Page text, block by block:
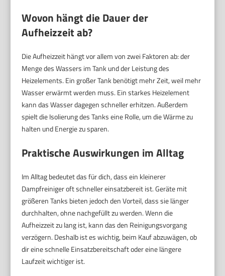
Wovon hängt die Dauer der
Aufheizzeit ab?
Die Aufheizzeit hängt vor allem von zwei Faktoren ab: der
Menge des Wassers im Tank und der Leistung des
Heizelements. Ein großer Tank benötigt mehr Zeit, weil mehr
Wasser erwärmt werden muss. Ein starkes Heizelement
kann das Wasser dagegen schneller erhitzen. Außerdem
spielt die Isolierung des Tanks eine Rolle, um die Wärme zu
halten und Energie zu sparen.
Praktische Auswirkungen im Alltag
Im Alltag bedeutet das für dich, dass ein kleinerer
Dampfreiniger oft schneller einsatzbereit ist. Geräte mit
größeren Tanks bieten jedoch den Vorteil, dass sie länger
durchhalten, ohne nachgefüllt zu werden. Wenn die
Aufheizzeit zu lang ist, kann das den Reinigungsvorgang
verzögern. Deshalb ist es wichtig, beim Kauf abzuwägen, ob
dir eine schnelle Einsatzbereitschaft oder eine längere
Laufzeit wichtiger ist.